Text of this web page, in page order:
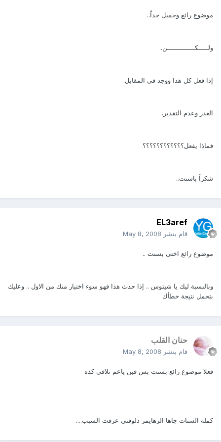
موضوع رائع وجميل جداً..
ولـــــكــــــــــــــن..
إذا فعل كل هذا ووجد فى المقابل.
الغدر وعدم التقدير..
فماذا يفعل؟؟؟؟؟؟؟؟؟؟؟؟
شكراً باسنت..
EL3aref
قام بنشر May 8, 2008
موضوع رائع اختى بسنت ..
وبالنسبة ليك يا شيتوس .. إذا حدث هذا فهو سوء اختيار منك من الاول .. وعليك
بتحمل نتيجة خطأك
حنان القلب
قام بنشر May 8, 2008
فعلا موضوع رائع بسنت بس فين ياعم نلاقي كده
كمله الستات جاها الزهايمر دلوقتي عرفت السبب....